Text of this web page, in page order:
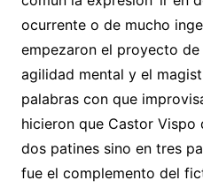
ocurrente o de mucho
empezaron el proyecto de
agilidad mental y el
palabras con que
hicieron que Castor Vispo
dos patines sino en tres
fue el complemento del